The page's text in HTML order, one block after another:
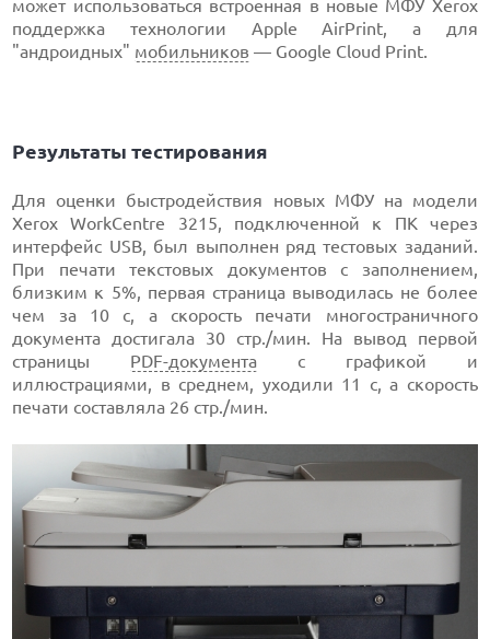
может использоваться встроенная в новые МФУ Xerox
поддержка технологии Apple AirPrint, а для
"андроидных" мобильников — Google Cloud Print.
Результаты тестирования
Для оценки быстродействия новых МФУ на модели
Xerox WorkCentre 3215, подключенной к ПК через
интерфейс USB, был выполнен ряд тестовых заданий.
При печати текстовых документов с заполнением,
близким к 5%, первая страница выводилась не более
чем за 10 с, а скорость печати многостраничного
документа достигала 30 стр./мин. На вывод первой
страницы PDF-документа с графикой и
иллюстрациями, в среднем, уходили 11 с, а скорость
печати составляла 26 стр./мин.